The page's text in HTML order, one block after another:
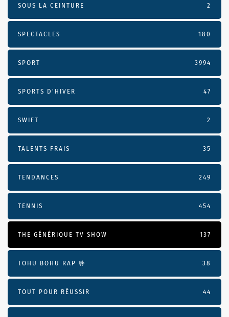
SOUS LA CEINTURE 2
SPECTACLES 180
SPORT 3994
SPORTS D'HIVER 47
SWIFT 2
TALENTS FRAIS 35
TENDANCES 249
TENNIS 454
THE GÉNÉRIQUE TV SHOW 137
TOHU BOHU RAP 🤟 38
TOUT POUR RÉUSSIR 44